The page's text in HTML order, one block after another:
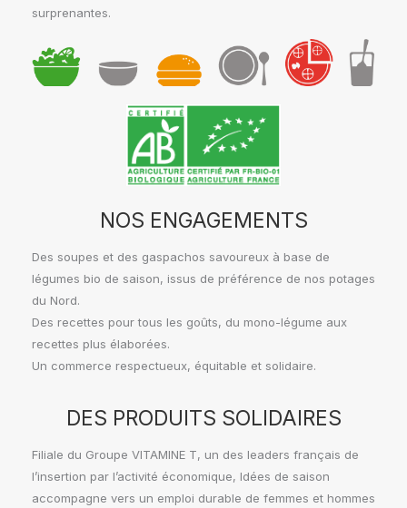
surprenantes.
NOS ENGAGEMENTS
Des soupes et des gaspachos savoureux à base de
légumes bio de saison, issus de préférence de nos potages
du Nord.
Des recettes pour tous les goûts, du mono-légume aux
recettes plus élaborées.
Un commerce respectueux, équitable et solidaire.
DES PRODUITS SOLIDAIRES
Filiale du Groupe VITAMINE T, un des leaders français de
l’insertion par l’activité économique, Idées de saison
accompagne vers un emploi durable de femmes et hommes